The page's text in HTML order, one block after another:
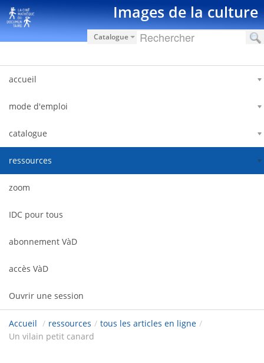
Saut au contenu Images de la culture
Catalogue
accueil
mode d'emploi
catalogue
ressources
zoom
IDC pour tous
abonnement VàD
accès VàD
Ouvrir une session
Accueil / ressources / tous les articles en ligne /
Un vilain petit canard